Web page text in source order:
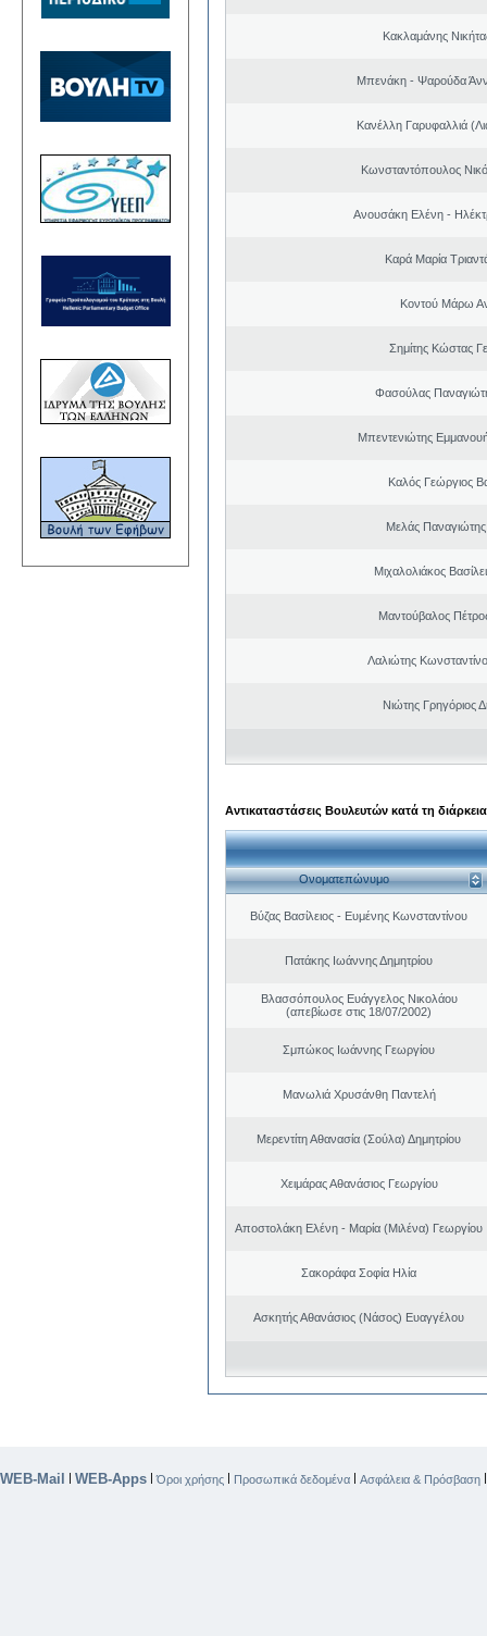
Κακλαμάνης
Μπενάκη - Ψαρούδα
Κανέλλη Γαρυφαλλιά
Κωνσταντόπουλος
Ανουσάκη Ελένη -
Καρά Μαρία
Κοντού Μάρω
Σημίτης Κώστας
Φασούλας
Μπεντενιώτης
Καλός Γεώργιος
Μελάς
Μιχαλολιάκος
Μαντούβαλος
Λαλιώτης
Νιώτης Γρηγόριος
Αντικαταστάσεις Βουλευτών κατά τη
Ονοματεπώνυμο
Βύζας Βασίλειος - Ευμένης Κωνσταντίνου
Πατάκης Ιωάννης Δημητρίου
Βλασσόπουλος Ευάγγελος Νικολάου
(απεβίωσε στις 18/07/2002)
Σμπώκος Ιωάννης Γεωργίου
Μανωλιά Χρυσάνθη Παντελή
Μερεντίτη Αθανασία (Σούλα) Δημητρίου
Χειμάρας Αθανάσιος Γεωργίου
Αποστολάκη Ελένη - Μαρία (Μιλένα) Γεωργίου
Σακοράφα Σοφία Ηλία
Ασκητής Αθανάσιος (Νάσος) Ευαγγέλου
WEB-Mail | WEB-Apps |Όροι χρήσης | Προσωπικά δεδομένα | Ασφάλεια & Πρόσβαση